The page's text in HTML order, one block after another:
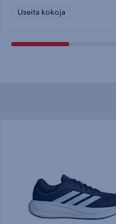
Useita kokoja